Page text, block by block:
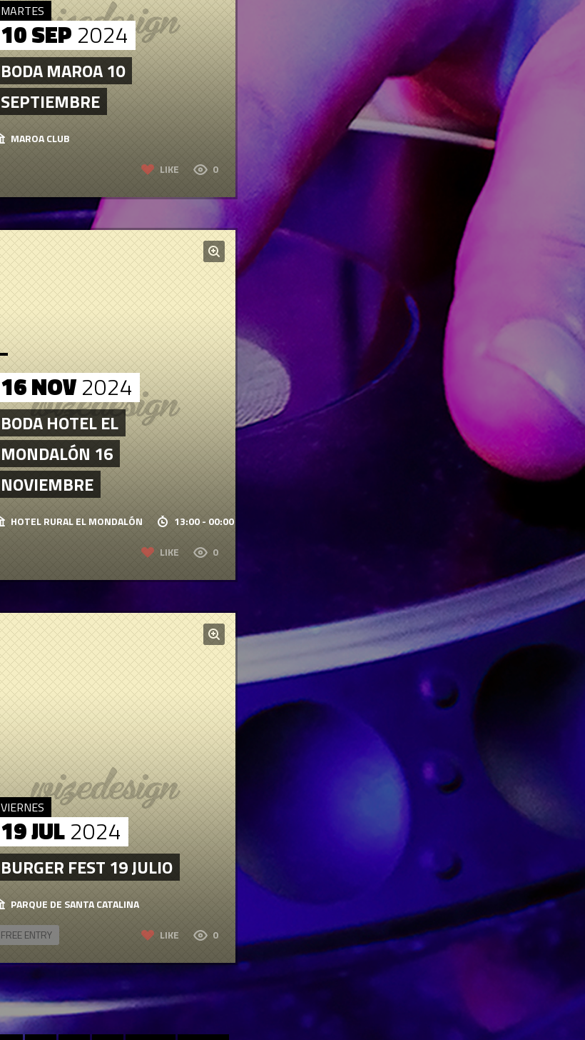
10 SEP 2024
MARTES
BODA MAROA 10
SEPTIEMBRE
MAROA CLUB
LIKE 0
16 NOV2024
BODA HOTEL EL
MONDALÓN 16
NOVIEMBRE
HOTEL RURAL EL MONDALÓN 13:00 - 00:00
LIKE 0
19 JUL2024
VIERNES
BURGER FEST 19 JULIO
PARQUE DE SANTA CATALINA
FREE ENTRY LIKE 0